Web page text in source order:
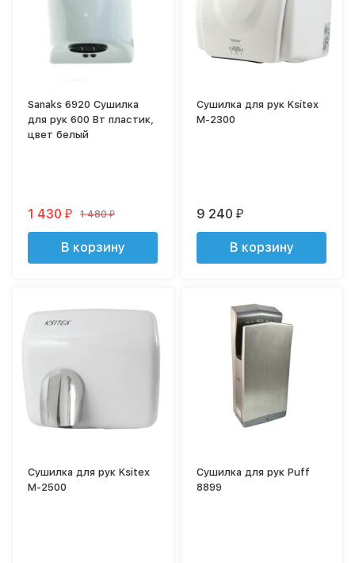
Sanaks 6920 Сушилка
для рук 600 Вт пластик,
цвет белый
1 430₽ 1 480₽
В корзину
Сушилка для рук Ksitex
M-2300
9 240₽
В корзину
Сушилка для рук Ksitex
M-2500
Сушилка для рук Puff
8899